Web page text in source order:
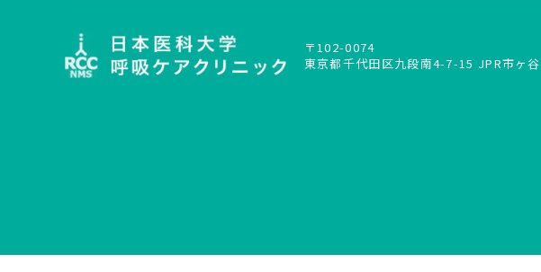
〒102-0074
東京都千代田区九段南4-7-15 JPR市ヶ